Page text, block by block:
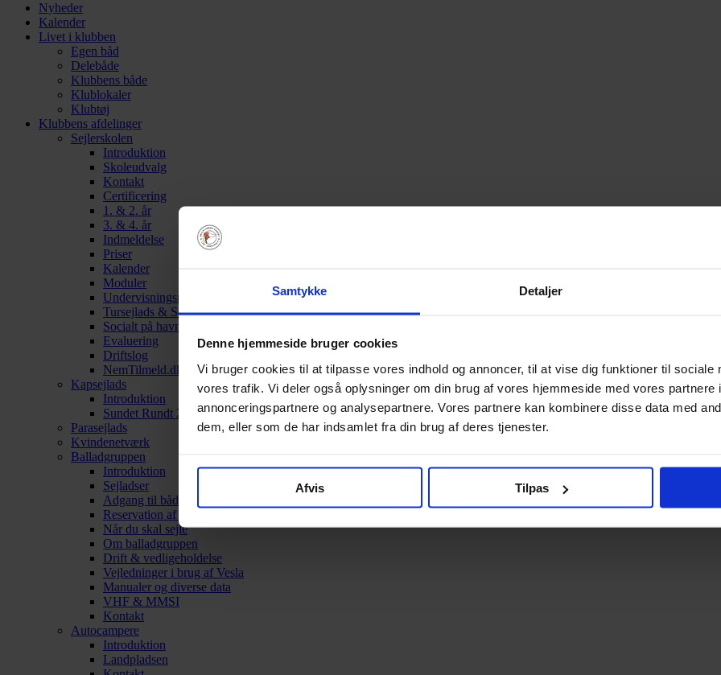
Samtykke Detaljer
Denne hjemmeside bruger cookies
Vi bruger cookies til at tilpasse vores indhold og annoncer, til at vise dig funktioner til sociale
vores trafik. Vi deler også oplysninger om din brug af vores hjemmeside med vores partnere
annonceringspartnere og analysepartnere. Vores partnere kan kombinere disse data med
dem, eller som de har indsamlet fra din brug af deres tjenester.
Afvis Tilpas
Nyheder
Kalender
Livet i klubben
Egen båd
Delebåde
Klubbens både
Klublokaler
Klubtøj
Klubbens afdelinger
Sejlerskolen
Introduktion
Skoleudvalg
Kontakt
Certificering
1. & 2. år
3. & 4. år
Indmeldelse
Priser
Kalender
Moduler
Undervisningsmateriale
Tursejlads & Sommertogt
Socialt på havnen
Evaluering
Driftslog
NemTilmeld.dk
Kapsejlads
Introduktion
Sundet Rundt 2026
Parasejlads
Kvindenetværk
Balladgruppen
Introduktion
Sejladser
Adgang til båden
Reservation af Vesla
Når du skal sejle
Om balladgruppen
Drift & vedligeholdelse
Vejledninger i brug af Vesla
Manualer og diverse data
VHF & MMSI
Kontakt
Autocampere
Introduktion
Landpladsen